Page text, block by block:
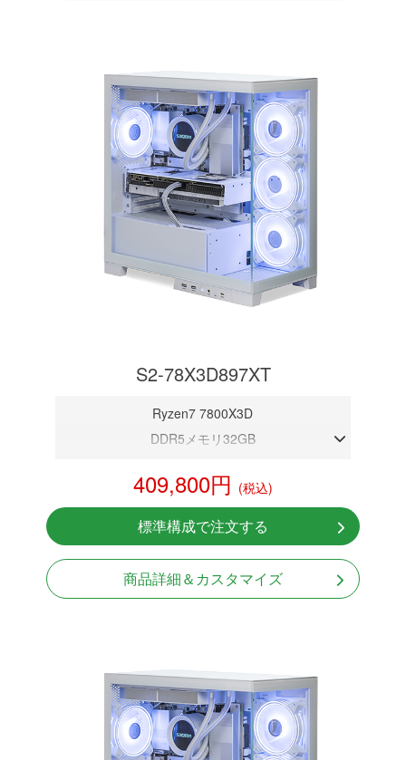
S2-78X3D897XT
Ryzen7 7800X3D
DDR5メモリ32GB
NVMeSSD 1TB
無線LAN Bluetooth対応
Windows11 Home 64bit
409,800円 (税込)
標準構成で注文する
商品詳細＆カスタマイズ